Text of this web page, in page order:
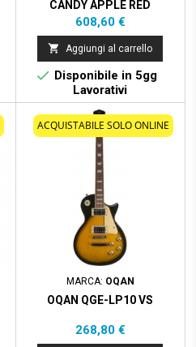
CANDY APPLE RED
Prezzo
608,60 €
 Aggiungi al carrello
 Disponibile in 5gg
Lavorativi
ACQUISTABILE SOLO ONLINE
MARCA: OQAN
OQAN QGE-LP10 VS
Prezzo
268,80 €